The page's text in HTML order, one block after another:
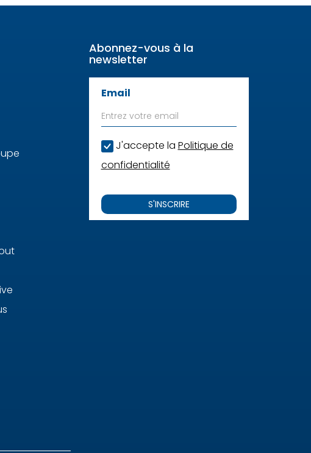
Abonnez-vous à la
newsletter
Email
J'accepte la Politique de
confidentialité
S'INSCRIRE